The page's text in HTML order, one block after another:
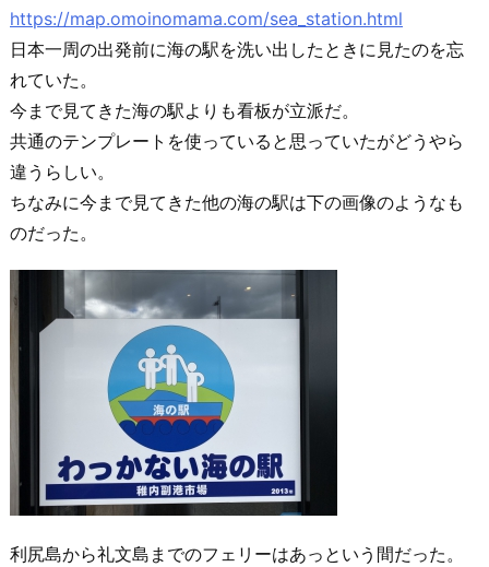
https://map.omoinomama.com/sea_station.html
日本一周の出発前に海の駅を洗い出したときに見たのを忘
れていた。
今まで見てきた海の駅よりも看板が立派だ。
共通のテンプレートを使っていると思っていたがどうやら
違うらしい。
ちなみに今まで見てきた他の海の駅は下の画像のようなも
のだった。
利尻島から礼文島までのフェリーはあっという間だった。